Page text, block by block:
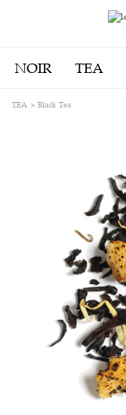
NOIR TEA
TEA Black Tea